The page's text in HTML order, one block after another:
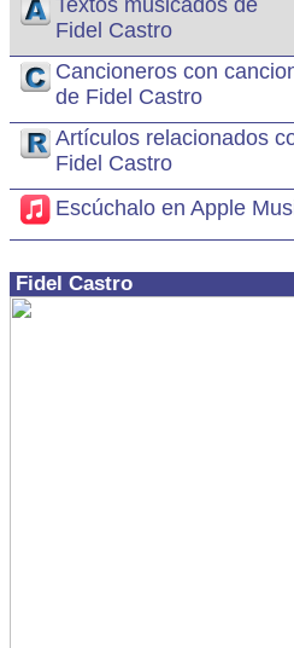
Textos musicados de
Fidel Castro
Cancioneros con
de Fidel Castro
Artículos relacionados
Fidel Castro
Escúchalo en Apple
Fidel Castro